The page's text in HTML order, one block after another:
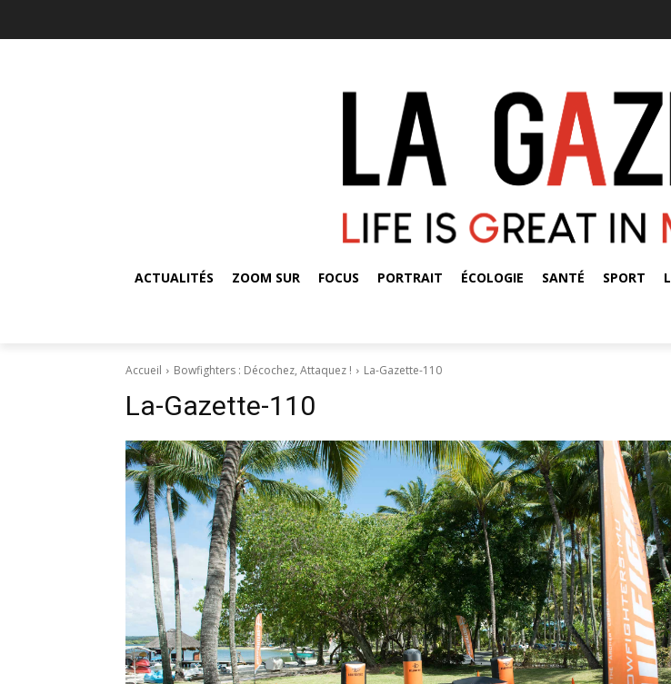
ACTUALITÉS ZOOM SUR FOCUS PORTRAIT ÉCOLOGIE SANTÉ SPORT
Accueil Bowfighters : Décochez, Attaquez ! La-Gazette-110
La-Gazette-110